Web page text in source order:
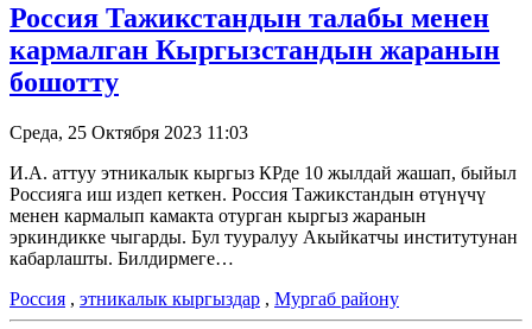
Россия Тажикстандын талабы менен
кармалган Кыргызстандын жаранын
бошотту
Среда, 25 Октября 2023 11:03
И.А. аттуу этникалык кыргыз КРде 10 жылдай жашап, быйыл
Россияга иш издеп кеткен. Россия Тажикстандын өтүнүчү
менен кармалып камакта отурган кыргыз жаранын
эркиндикке чыгарды. Бул тууралуу Акыйкатчы институтунан
кабарлашты. Билдирмеге…
Россия , этникалык кыргыздар , Мургаб району